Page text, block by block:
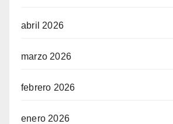
abril 2026
marzo 2026
febrero 2026
enero 2026